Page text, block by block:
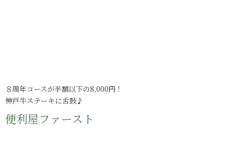
８周年コースが半額以下の8,000円！
神戸牛ステーキに舌鼓♪
便利屋ファースト